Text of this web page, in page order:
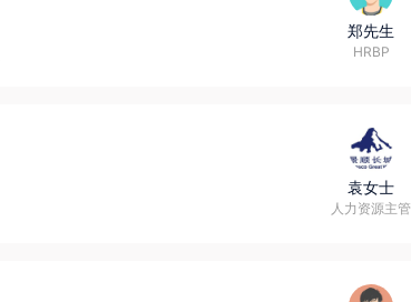
郑先生
HRBP
袁女士
人力资源主管